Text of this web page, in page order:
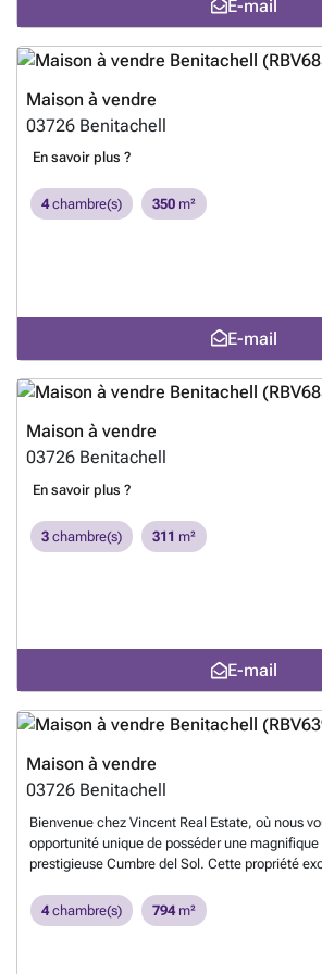
E-mail
Maison à vendre
03726 Benitachell
En savoir plus ?
4chambre(s) 350 m²
E-mail
Maison à vendre
03726 Benitachell
En savoir plus ?
3 chambre(s) 311 m²
E-mail
Maison à vendre
03726 Benitachell
Bienvenue chez Vincent Real Estate, où nous
opportunité unique de posséder une magnifique
prestigieuse Cumbre del Sol. Cette propriété
recherchent tranquillité et luxe au bord de la
dispose de quatre chambres spacieuses et de
4chambre(s) 794m²